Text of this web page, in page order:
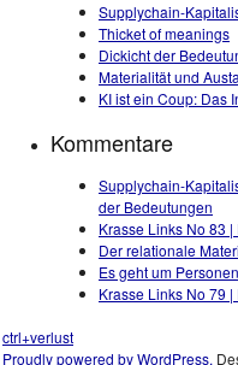
Supplychain-
Thicket of meanings
Dickicht der
Materialität und
KI ist ein Coup: Das
Kommentare
Supplychain-
der Bedeutungen
Krasse Links No 83 |
Der relationale
Es geht um
Krasse Links No 79 |
ctrl+verlust
Proudly powered by WordPress.